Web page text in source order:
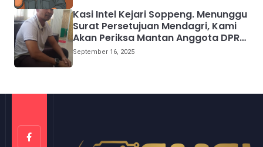
Kasi Intel Kejari Soppeng. Menunggu
Surat Persetujuan Mendagri, Kami
Akan Periksa Mantan Anggota DPRD
Provinsi Sulsel
September 16, 2025